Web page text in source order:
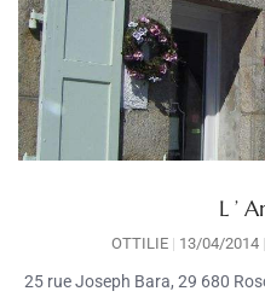
L ’
OTTILIE 13/04/2014
25 rue Joseph Bara, 29 680